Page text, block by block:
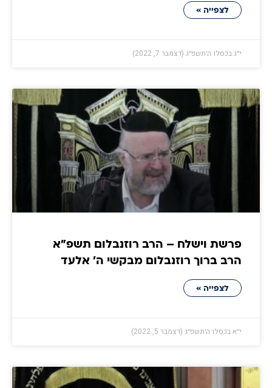
לצפייה »
י״ג בכסלו ה׳תשפ״ג (דצמבר 7, 2022)
פרשת וישלח – הרב רוזנבלום תשפ״א
הרב ברוך רוזנבלום מבקשי ה' אלעד
לצפייה »
י״א בכסלו ה׳תשפ״ג (דצמבר 5, 2022)